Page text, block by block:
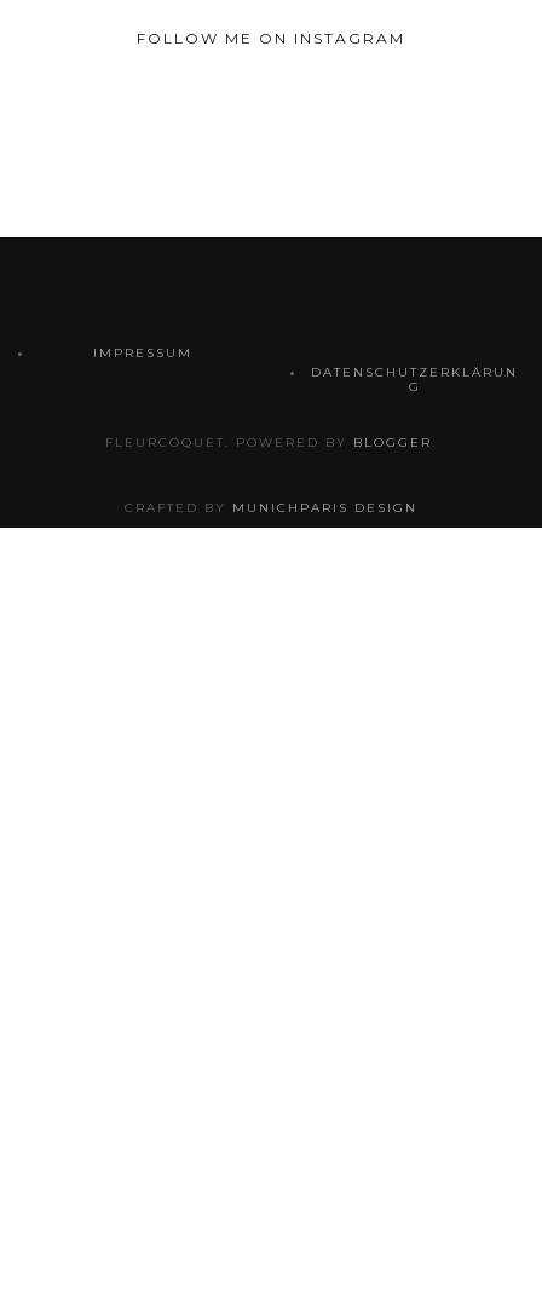
FOLLOW ME ON INSTAGRAM
IMPRESSUM
DATENSCHUTZERKLÄRUN
G
FLEURCOQUET. POWERED BY BLOGGER.
CRAFTED BY MUNICHPARIS DESIGN